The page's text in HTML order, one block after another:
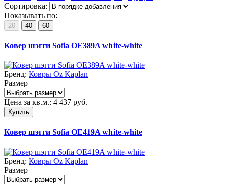
Сортировка:
Показывать по:
20 40 60
Ковер шэгги Sofia OE389A white-white
Бренд: Ковры Oz Kaplan
Размер
Цена за кв.м.: 4 437 руб.
Купить
Ковер шэгги Sofia OE419A white-white
Бренд: Ковры Oz Kaplan
Размер